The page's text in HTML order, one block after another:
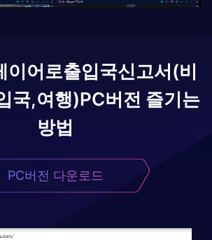
이어로출입국신고서(비
국,여행)PC버전 즐기는
방법
PC버전 다운로드